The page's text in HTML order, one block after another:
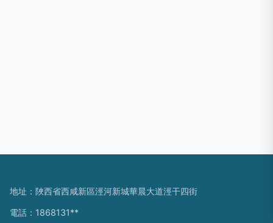
地址：陜西省西咸新區涇河新城華晨大道涇干四街
電話：1868131**